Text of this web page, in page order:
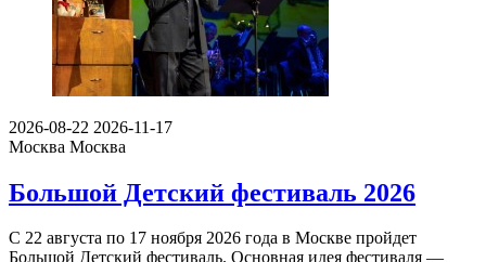
2026-08-22 2026-11-17
Москва Москва
Большой Детский фестиваль 2026
С 22 августа по 17 ноября 2026 года в Москве пройдет
Большой Детский фестиваль. Основная идея фестиваля —